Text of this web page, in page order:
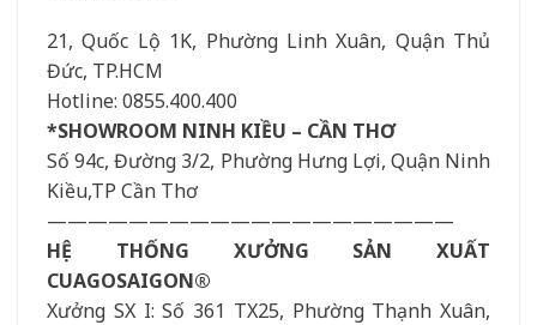
21, Quốc Lộ 1K, Phường Linh Xuân, Quận Thủ
Đức, TP.HCM
Hotline: 0855.400.400
*SHOWROOM NINH KIỀU – CẦN THƠ
Số 94c, Đường 3/2, Phường Hưng Lợi, Quận Ninh
Kiều,TP Cần Thơ
————————————————————
HỆ THỐNG XƯỞNG SẢN XUẤT
CUAGOSAIGON®
Xưởng SX I: Số 361 TX25, Phường Thạnh Xuân,